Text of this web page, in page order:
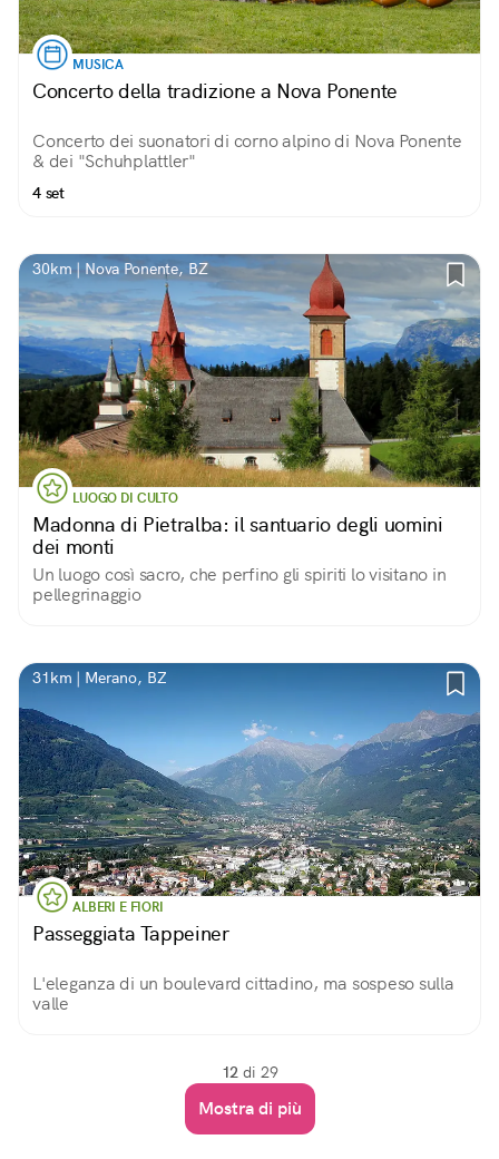
MUSICA
Concerto della tradizione a Nova Ponente
Concerto dei suonatori di corno alpino di Nova Ponente
& dei "Schuhplattler"
4 set
30km | Nova Ponente, BZ
LUOGO DI CULTO
Madonna di Pietralba: il santuario degli uomini
dei monti
Un luogo così sacro, che perfino gli spiriti lo visitano in
pellegrinaggio
31km | Merano, BZ
ALBERI E FIORI
Passeggiata Tappeiner
L'eleganza di un boulevard cittadino, ma sospeso sulla
valle
12 di 29
Mostra di più